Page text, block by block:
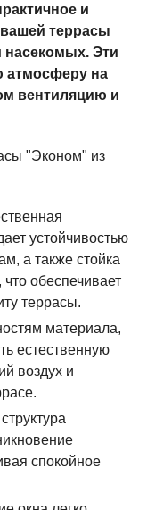
и
террасы
насекомых. Эти
атмосферу на
вентиляцию и
"Эконом" из
устойчивостью
а также стойка
обеспечивает
террасы.
материала,
естественную
воздух и
спокойное